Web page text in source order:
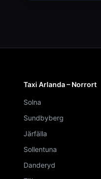
Taxi Arlanda – Norrort
Solna
Sundbyberg
Järfälla
Sollentuna
Danderyd